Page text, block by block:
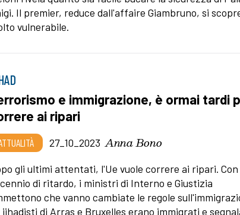
Il premier, reduce dall'affaire Giambruno, si
vulnerabile.
e immigrazione, è ormai tardi
ai ripari
27_10_2023 Anna Bono
gli ultimi attentati, l'Ue vuole correre ai ripari. Con
di ritardo, i ministri di Interno e Giustizia
che vanno cambiate le regole
jihadisti di Arras e Bruxelles erano immigrati e